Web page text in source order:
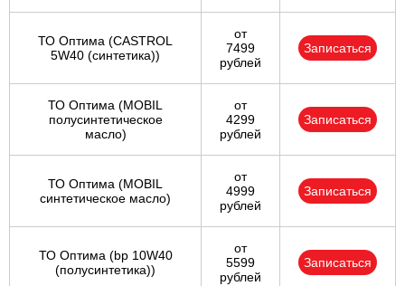
ТО Оптима (CASTROL
5W40 (синтетика))
от
7499
рублей
Записаться
ТО Оптима (MOBIL
полусинтетическое
масло)
от
4299
рублей
Записаться
ТО Оптима (MOBIL
синтетическое масло)
от
4999
рублей
Записаться
ТО Оптима (bp 10W40
(полусинтетика))
от
5599
рублей
Записаться